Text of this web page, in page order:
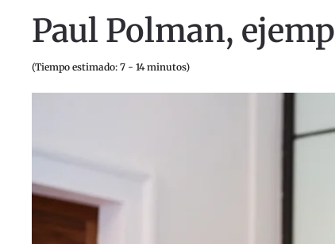
Paul Polman,
(Tiempo estimado: 7 - 14 minutos)